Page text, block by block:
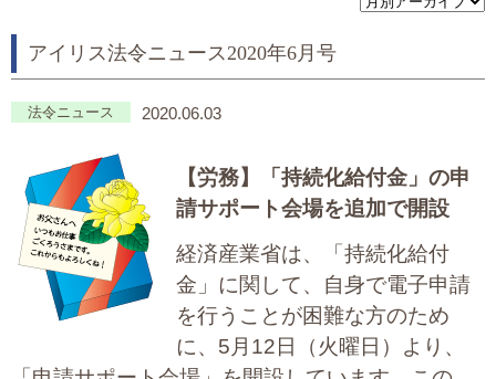
アイリス法令ニュース2020年6月号
法令ニュース 2020.06.03
【労務】
「持続化給付金」の申
請サポート会場を追加で開設
経済産業省は、「持続化給付
金」に関して、自身で電子申請
を行うことが困難な方のため
に、5月12日（火曜日）より、
建設業許可申請
大切な書類作成サポート
その他各種手続き
費用の目安
実績一覧